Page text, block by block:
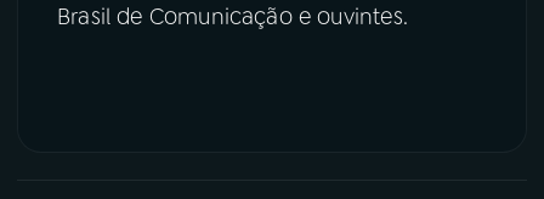
Brasil de Comunicação e ouvintes.